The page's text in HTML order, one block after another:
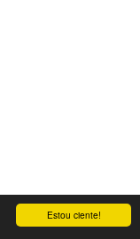
Estou ciente!